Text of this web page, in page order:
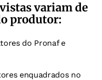
variam de
produtor:
do Pronaf e
enquadrados no